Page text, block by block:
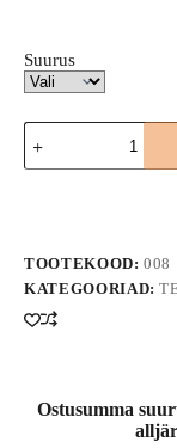
Suurus
Polüester/puuvill
kootud
kindad
r
n
a
t
TOOTEKOOD:008
KATEGOORIAD:
Ostusumma